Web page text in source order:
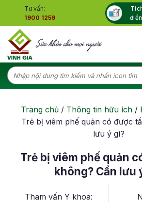
content
Tư vấn:
1900 1259
Tìm
kiếm:
Trang chủ/ Thông tin hữu ích/
Trẻ bị viêm phế quản có được
lưu ý gì?
Trẻ bị viêm phế quản
không? Cần lưu
Tham vấn Y khoa: